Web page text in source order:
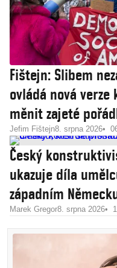
Fištejn: Slibem
ovládá nová
měnit zajeté
Jefim Fištejn8. srpna 2026
Český
ukazuje díla
západním
Marek Gregor8. srpna 2026